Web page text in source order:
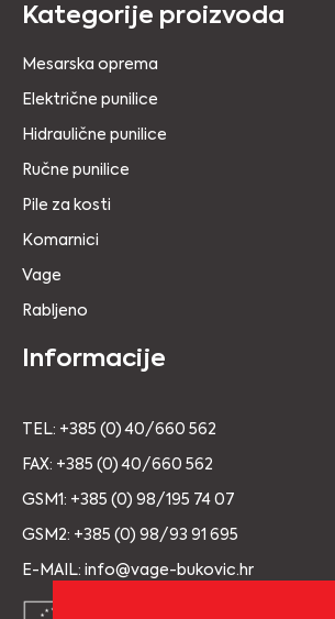
Kategorije proizvoda
Mesarska oprema
Električne punilice
Hidraulične punilice
Ručne punilice
Pile za kosti
Komarnici
Vage
Rabljeno
Informacije
TEL: +385 (0) 40/660 562
FAX: +385 (0) 40/660 562
GSM1: +385 (0) 98/195 74 07
GSM2: +385 (0) 98/93 91 695
E-MAIL: info@vage-bukovic.hr